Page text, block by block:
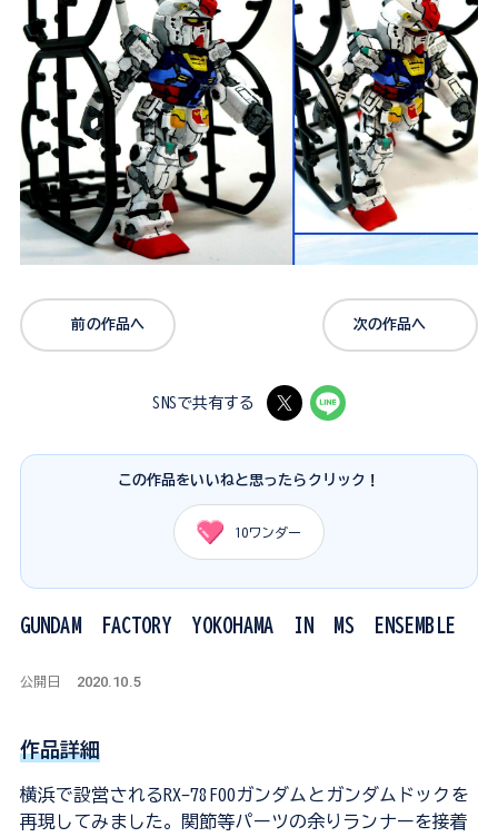
前の作品へ 次の作品へ
SNSで共有する
この作品をいいねと思ったらクリック！
10ワンダー
GUNDAM FACTORY YOKOHAMA IN MS ENSEMBLE
公開日 2020.10.5
作品詳細
横浜で設営されるRX-78F00ガンダムとガンダムドックを
再現してみました。関節等パーツの余りランナーを接着